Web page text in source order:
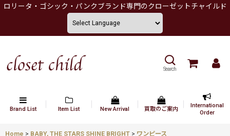
ロリータ・ゴシック・パンクブランド専門のクローゼットチャイルド
Search
Brand List Item List New Arrival 買取のご案内
International
Order
Home > BABY, THE STARS SHINE BRIGHT > ワンピース